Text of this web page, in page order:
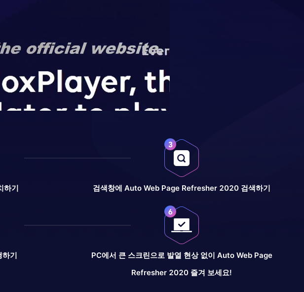
하기 검색창에 Auto Web Page Refresher 2020 검색하기
하기
PC에서 큰 스크린으로 발열 현상 없이 Auto Web Page
Refresher 2020 즐겨 보세요!